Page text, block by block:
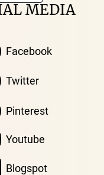
MEDIA
Facebook
Twitter
Pinterest
Youtube
Blogspot